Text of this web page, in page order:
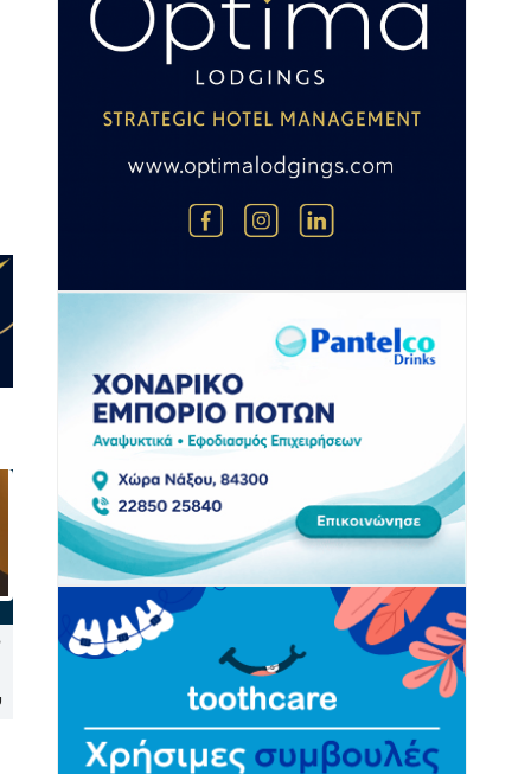
Στα «μοβ» το Δημαρχείο
Σύρου για την Παγκόσμια
Ημέρα Ενημέρωσης για τη
Νωτιαία Μυϊκή Ατροφία
Σαντορίνη: Έργο 4 εκατ.
ευρώ αλλάζει το παραλιακό
μέτωπο του Μονολίθου